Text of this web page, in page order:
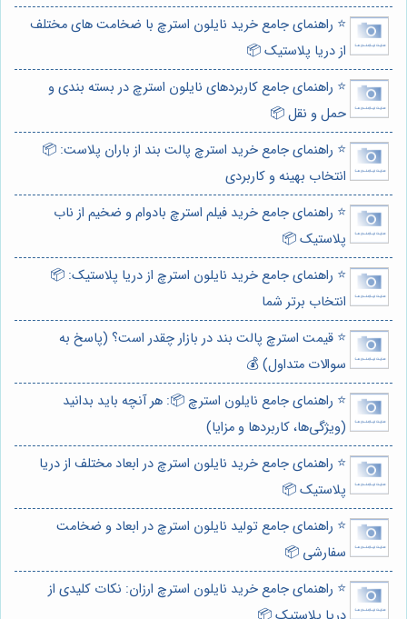
⭐️ راهنمای جامع خرید نایلون استرچ با ضخامت های مختلف
از دریا پلاستیک 📦
⭐️ راهنمای جامع کاربردهای نایلون استرچ در بسته بندی و
حمل و نقل 📦
⭐️ راهنمای جامع خرید استرچ پالت بند از باران پلاست: 📦
انتخاب بهینه و کاربردی
⭐️ راهنمای جامع خرید فیلم استرچ بادوام و ضخیم از ناب
پلاستیک 📦
⭐️ راهنمای جامع خرید نایلون استرچ از دریا پلاستیک: 📦
انتخاب برتر شما
⭐️ قیمت استرچ پالت بند در بازار چقدر است؟ (پاسخ به
سوالات متداول) 💰
⭐️ راهنمای جامع نایلون استرچ 📦: هر آنچه باید بدانید
(ویژگی‌ها، کاربردها و مزایا)
⭐️ راهنمای جامع خرید نایلون استرچ در ابعاد مختلف از دریا
پلاستیک 📦
⭐️ راهنمای جامع تولید نایلون استرچ در ابعاد و ضخامت
سفارشی 📦
⭐️ راهنمای جامع خرید نایلون استرچ ارزان: نکات کلیدی از